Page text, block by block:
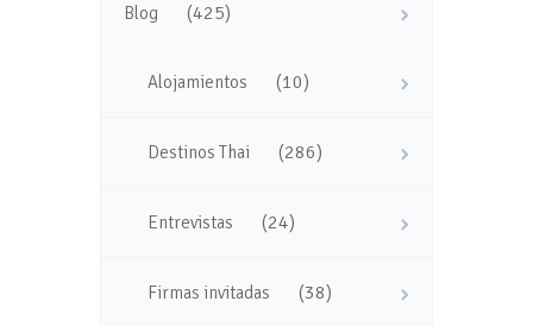
Blog (425)
Alojamientos (10)
Destinos Thai (286)
Entrevistas (24)
Firmas invitadas (38)